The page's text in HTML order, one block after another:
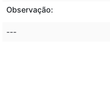
Observação:
---